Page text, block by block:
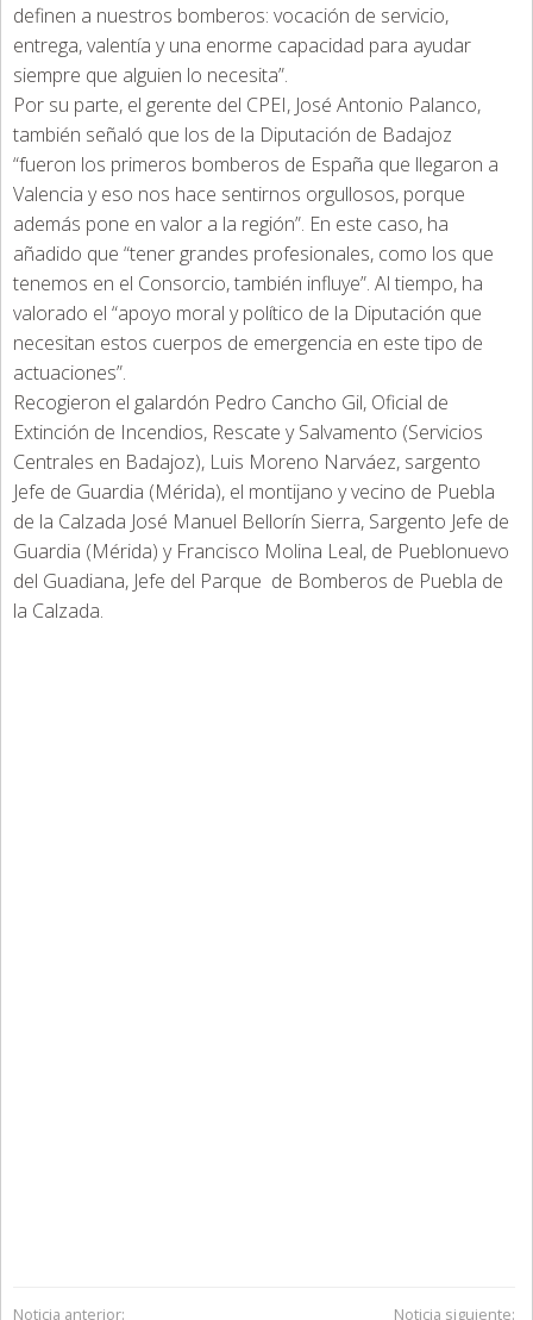
definen a nuestros bomberos: vocación de servicio,
entrega, valentía y una enorme capacidad para ayudar
siempre que alguien lo necesita”.
Por su parte, el gerente del CPEI, José Antonio Palanco,
también señaló que los de la Diputación de Badajoz
“fueron los primeros bomberos de España que llegaron a
Valencia y eso nos hace sentirnos orgullosos, porque
además pone en valor a la región”. En este caso, ha
añadido que “tener grandes profesionales, como los que
tenemos en el Consorcio, también influye”. Al tiempo, ha
valorado el “apoyo moral y político de la Diputación que
necesitan estos cuerpos de emergencia en este tipo de
actuaciones”.
Recogieron el galardón Pedro Cancho Gil, Oficial de
Extinción de Incendios, Rescate y Salvamento (Servicios
Centrales en Badajoz), Luis Moreno Narváez, sargento
Jefe de Guardia (Mérida), el montijano y vecino de Puebla
de la Calzada José Manuel Bellorín Sierra, Sargento Jefe de
Guardia (Mérida) y Francisco Molina Leal, de Pueblonuevo
del Guadiana, Jefe del Parque de Bomberos de Puebla de
la Calzada.
Noticia anterior: Noticia siguiente: